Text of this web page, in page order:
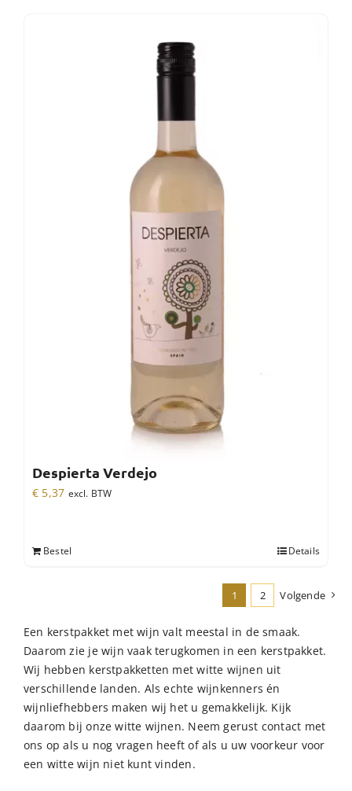
Despierta Verdejo
€ 5,37 excl. BTW
Bestel Details
1 2 Volgende
Een kerstpakket met wijn valt meestal in de smaak.
Daarom zie je wijn vaak terugkomen in een kerstpakket.
Wij hebben kerstpakketten met witte wijnen uit
verschillende landen. Als echte wijnkenners én
wijnliefhebbers maken wij het u gemakkelijk. Kijk
daarom bij onze witte wijnen. Neem gerust contact met
ons op als u nog vragen heeft of als u uw voorkeur voor
een witte wijn niet kunt vinden.